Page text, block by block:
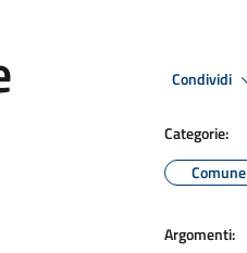
Condividi
Categorie:
Comune
Argomenti: